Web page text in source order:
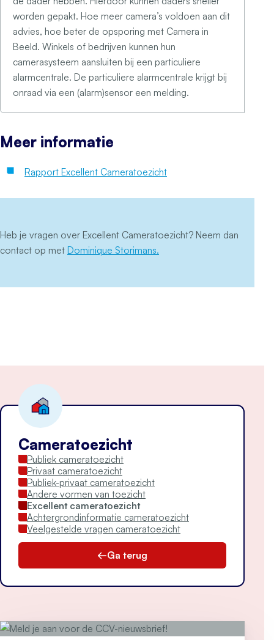
worden gepakt. Hoe meer camera’s voldoen aan dit
advies, hoe beter de opsporing met Camera in
Beeld. Winkels of bedrijven kunnen hun
camerasysteem aansluiten bij een particuliere
alarmcentrale. De particuliere alarmcentrale krijgt bij
onraad via een (alarm)sensor een melding.
Meer informatie
Rapport Excellent Cameratoezicht
Heb je vragen over Excellent Cameratoezicht? Neem dan
contact op met Dominique Storimans.
Cameratoezicht
Publiek cameratoezicht
Privaat cameratoezicht
Publiek-privaat cameratoezicht
Andere vormen van toezicht
Excellent cameratoezicht
Achtergrondinformatie cameratoezicht
Veelgestelde vragen cameratoezicht
Ga terug